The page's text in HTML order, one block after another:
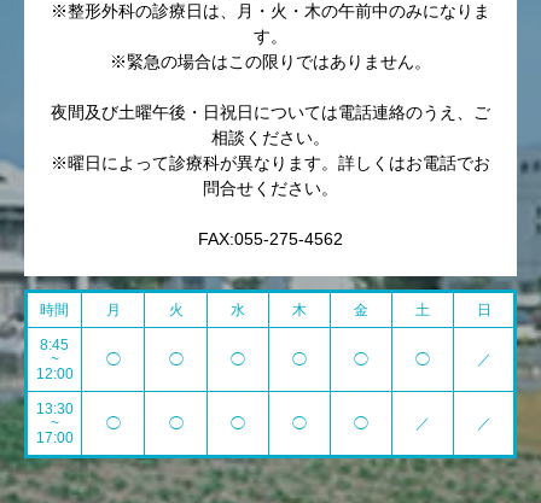
※整形外科の診療日は、月・火・木の午前中のみになりま
す。
※緊急の場合はこの限りではありません。
夜間及び土曜午後・日祝日については電話連絡のうえ、ご
相談ください。
※曜日によって診療科が異なります。詳しくはお電話でお
問合せください。
FAX:055-275-4562
時間 月 火 水 木 金 土 日
8:45
~
12:00
◯ ◯ ◯ ◯ ◯ ◯ ／
13:30
~
17:00
◯ ◯ ◯ ◯ ◯ ／ ／